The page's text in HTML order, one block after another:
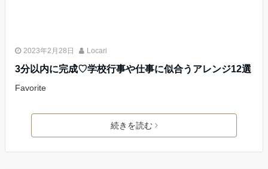
2023年2月28日 Locari
3分以内に完成♡学校行事や仕事に似合うアレンジ12選
Favorite
続きを読む